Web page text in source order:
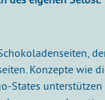
Konzepte wie
States